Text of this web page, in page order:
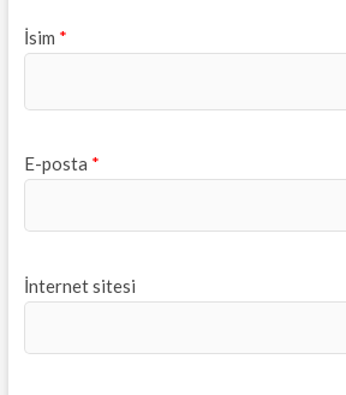
İsim *
E-posta *
İnternet sitesi